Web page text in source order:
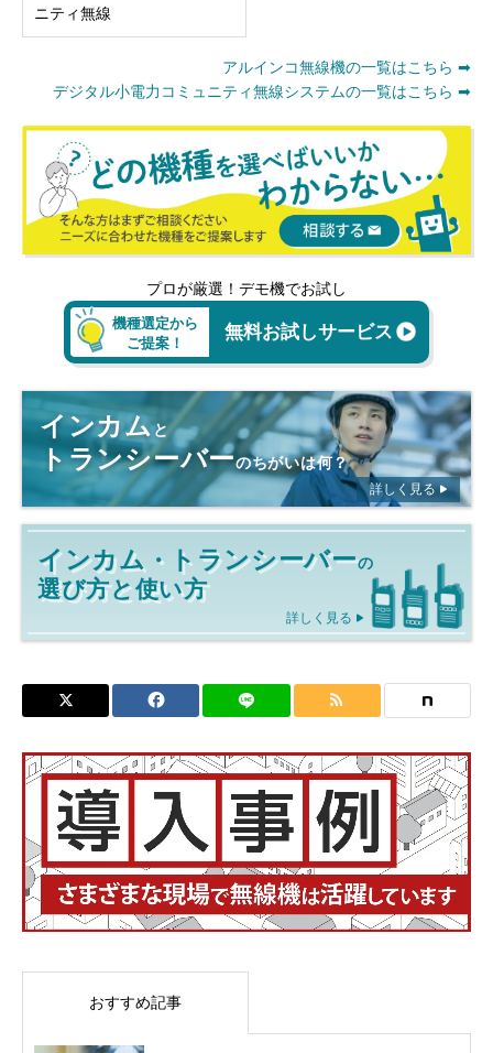
ニティ無線
アルインコ無線機の一覧はこちら ➡
デジタル小電力コミュニティ無線システムの一覧はこちら ➡
プロが厳選！デモ機でお試し
機種選定から
ご提案！
無料お試しサービス
インカムと
トランシーバーのちがいは何？
詳しく見る
インカム ・ トランシーバーの
選び方と使い方
詳しく見る
おすすめ記事